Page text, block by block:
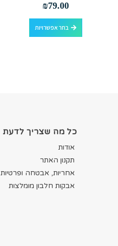
₪79.00
בחר אפשרויות
למוצר זה יש מספר סוגים. ניתן לבחור את האפשרויות בעמוד המוצר
כל מה שצריך לדעת
אודות
תקנון האתר
אחריות, אבטחה ופרטיות
אבקות חלבון מומלצות